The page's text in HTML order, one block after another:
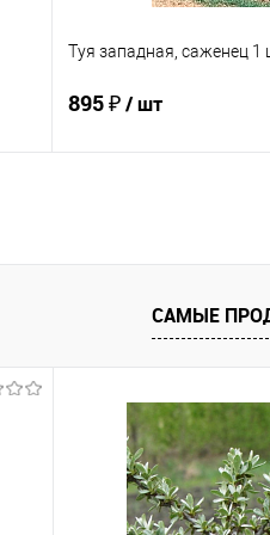
Туя западная, саженец 1
895 ₽/ шт
Купить в 1 клик
В избранноеСАМЫЕ